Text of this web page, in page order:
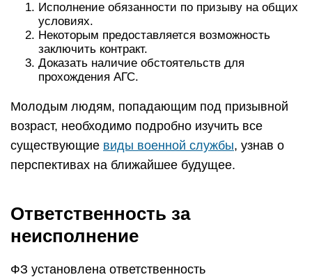
Исполнение обязанности по призыву на общих
условиях.
Некоторым предоставляется возможность
заключить контракт.
Доказать наличие обстоятельств для
прохождения АГС.
Молодым людям, попадающим под призывной
возраст, необходимо подробно изучить все
существующие виды военной службы, узнав о
перспективах на ближайшее будущее.
Ответственность за
неисполнение
ФЗ установлена ответственность